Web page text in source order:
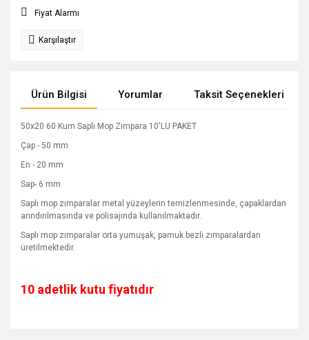
Fiyat Alarmı
Karşılaştır
Ürün Bilgisi Yorumlar Taksit Seçenekleri
50x20 60 Kum Saplı Mop Zımpara 10'LU PAKET
Çap - 50 mm
En - 20 mm
Sap- 6 mm
Saplı mop zımparalar metal yüzeylerin temizlenmesinde, çapaklardan
arındırılmasında ve polisajında kullanılmaktadır.
Saplı mop zımparalar orta yumuşak, pamuk bezli zımparalardan
üretilmektedir.
10 adetlik kutu fiyatıdır